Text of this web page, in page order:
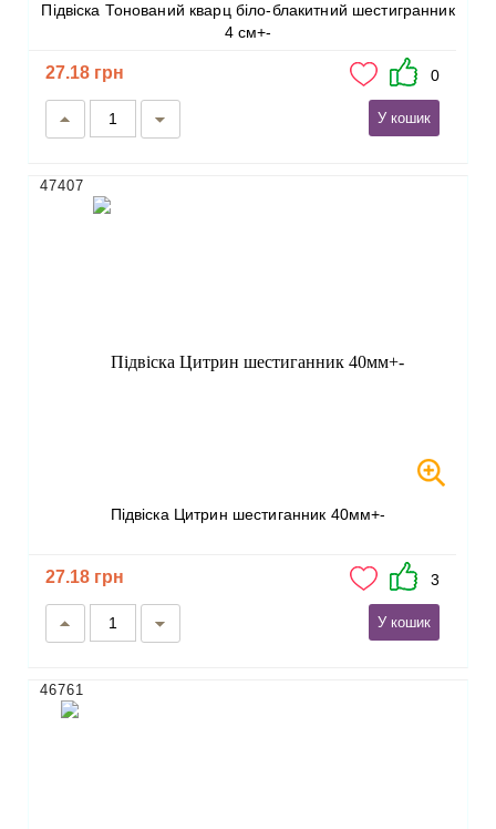
Підвіска Тонований кварц біло-блакитний шестигранник
4 см+-
27.18 грн 0
У кошик
Підвіска Цитрин шестиганник 40мм+-
47407
27.18 грн 3
У кошик
46761